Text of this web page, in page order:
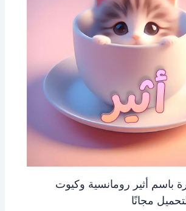
13 صورة باسم أثير رومانسية وكيوت
مجانًا